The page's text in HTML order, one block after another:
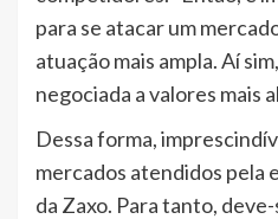
para se atacar um
atuação mais ampla. Aí
negociada a valores mais
Dessa forma,
mercados atendidos pela
da Zaxo. Para tanto,